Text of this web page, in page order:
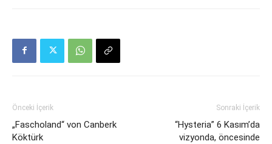
Önceki İçerik
„Fascholand“ von Canberk
Köktürk
Sonraki İçerik
“Hysteria” 6 Kasım’da
vizyonda, öncesinde